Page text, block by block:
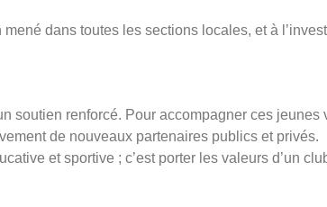
dans toutes les sections locales, et à
soutien renforcé. Pour accompagner ces
de nouveaux partenaires publics et privés.
et sportive ; c’est porter les valeurs d’un